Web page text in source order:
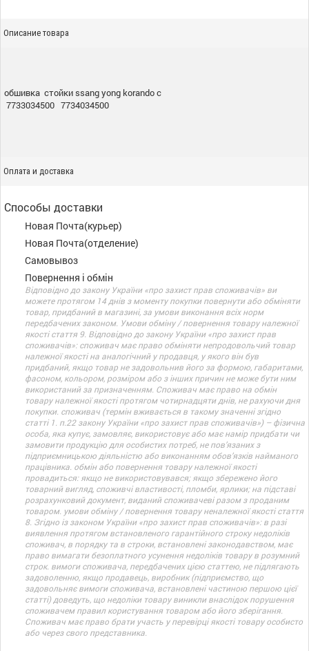
Описание товара
обшивка стойки ssang yong korando c
7733034500 7734034500
Оплата и доставка
Способы доставки
Новая Почта(курьер)
Новая Почта(отделение)
Самовывоз
Повернення і обмін
Відповідно до закону України «про захист прав споживачів» ви
можете протягом 14 днів з моменту покупки повернути або обміняти
товар, придбаний в магазині, за умови виконання всіх норм
передбачених законом. Умови обміну / повернення товару належної
якості стаття 9. Відповідно до закону України «про захист прав
споживачів»: споживач має право обміняти непродовольчий товар
належної якості на аналогічний у продавця, у якого він був
придбаний, якщо товар не задовольнив його за формою, габаритами,
фасоном, кольором, розміром або з інших причин не може бути ним
використаний за призначенням. Споживач має право на обмін
товару належної якості протягом чотирнадцяти днів, не рахуючи дня
покупки. споживач (термін вживається в такому значенні згідно
статті 1. п.22 закону України «про захист прав споживачів») – фізична
особа, яка купує, замовляє, використовує або має намір придбати чи
замовити продукцію для особистих потреб, не пов’язаних з
підприємницькою діяльністю або виконанням обов’язків найманого
працівника. обмін або повернення товару належної якості
провадиться: якщо не використовувався; якщо збережено його
товарний вигляд, споживчі властивості, пломби, ярлики; на підставі
розрахунковий документ, виданий споживачеві разом з проданим
товаром. умови обміну / повернення товару неналежної якості стаття
8. Згідно із законом України «про захист прав споживачів»: в разі
виявлення протягом встановленого гарантійного строку недоліків
споживач, в порядку та в строки, встановлені законодавством, має
право вимагати безоплатного усунення недоліків товару в розумний
строк. вимоги споживача, передбачених цією статтею, не підлягають
задоволенню, якщо продавець, виробник (підприємство, що
задовольняє вимоги споживача, встановлені частиною першою цієї
статті) доведуть, що недоліки товару виникли внаслідок порушення
споживачем правил користування товаром або його зберігання.
Споживач має право брати участь у перевірці якості товару особисто
або через свого представника.